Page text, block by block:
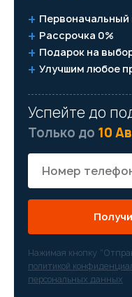
Первоначальный
Рассрочка 0%
Подарок на
Улучшим любое
Успейте до
Только до 10
Нажимая кнопку
политикой
персональных данных